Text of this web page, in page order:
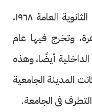
كان سيد من أوائل الجمهورية فى الثانوية العامة ١٩٦٨،
وتخرج فيها عام
الداخلية أيضًا، وهذه
المدينة الجامعية
فى الجامعة.